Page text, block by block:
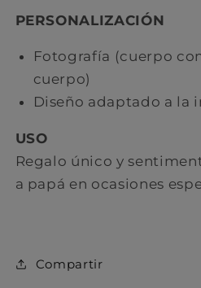
PERSONALIZACIÓN
Fotografía (cuerpo
cuerpo)
Diseño adaptado a la
USO
Regalo único y
a papá en ocasiones
C ompartir